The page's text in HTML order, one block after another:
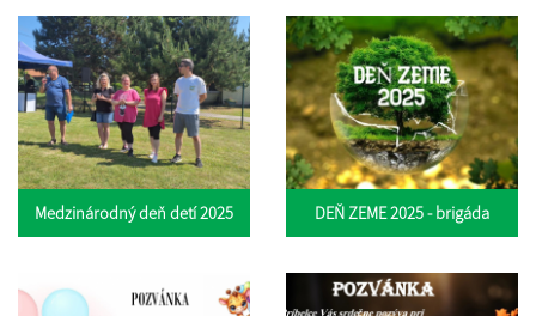
Medzinárodný deň detí 2025 DEŇ ZEME 2025 - brigáda